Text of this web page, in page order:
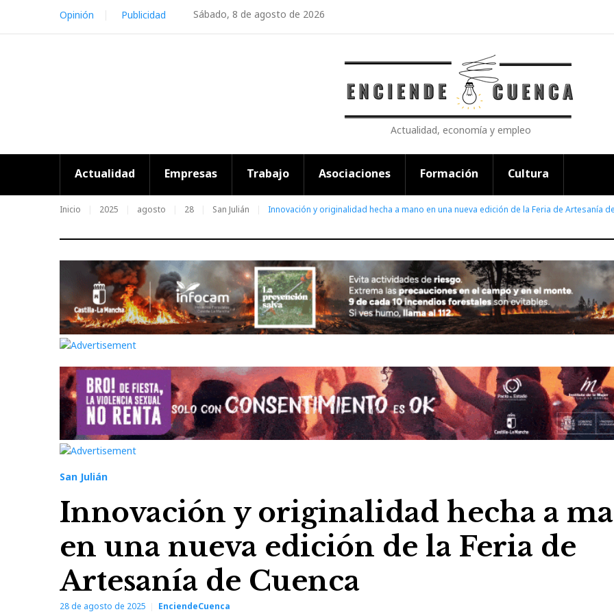
content
Sábado, 8 de agosto de 2026
Opinión Publicidad
Actualidad, economía y empleo
Actualidad Empresas Trabajo Asociaciones Formación Cultura
Inicio 2025 agosto 28 San Julián Innovación y originalidad hecha a mano en una nueva edición de la Feria de Artesanía
San Julián
Innovación y originalidad hecha a
en una nueva edición de la Feria de
Artesanía de Cuenca
28 de agosto de 2025 EnciendeCuenca